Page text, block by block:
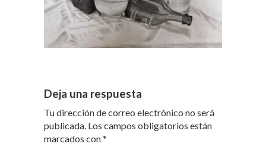
Deja una respuesta
Tu dirección de correo electrónico no será
publicada. Los campos obligatorios están
marcados con*